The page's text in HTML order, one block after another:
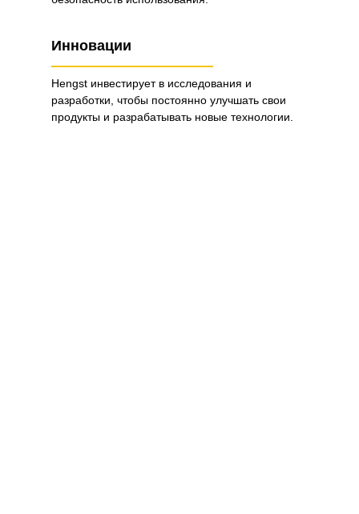
Инновации
Hengst инвестирует в исследования и
разработки, чтобы постоянно улучшать свои
продукты и разрабатывать новые технологии.